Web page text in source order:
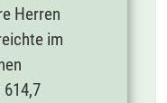
Herren
im